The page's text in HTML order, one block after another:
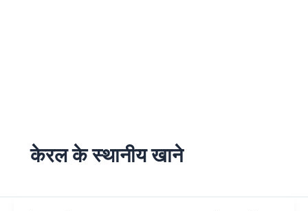
केरल के स्थानीय खाने